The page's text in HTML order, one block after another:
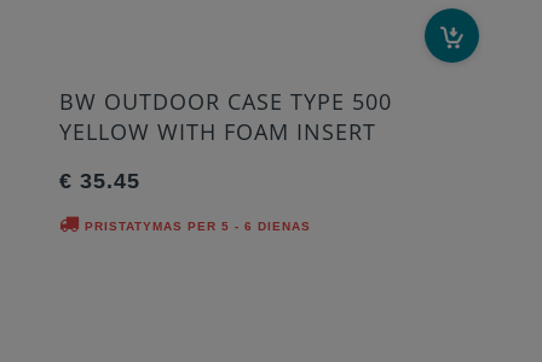
BW OUTDOOR CASE TYPE 500
YELLOW WITH FOAM INSERT
€ 35.45
PRISTATYMAS PER 5 - 6 DIENAS